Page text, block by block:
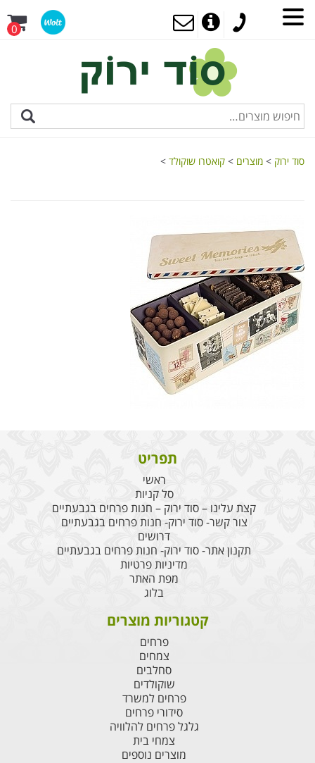
0
סוד ירוק > מוצרים > קואטרו שוקולד >
תפריט
ראשי
סל קניות
קצת עלינו – סוד ירוק – חנות פרחים בגבעתיים
צור קשר- סוד ירוק- חנות פרחים בגבעתיים
דרושים
תקנון אתר- סוד ירוק- חנות פרחים בגבעתיים
מדיניות פרטיות
מפת האתר
בלוג
קטגוריות מוצרים
פרחים
צמחים
סחלבים
שוקולדים
פרחים למשרד
סידורי פרחים
גלגל פרחים להלוויה
צמחי בית
מוצרים נוספים